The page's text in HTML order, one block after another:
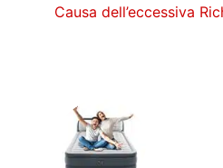
Causa dell’eccessiva